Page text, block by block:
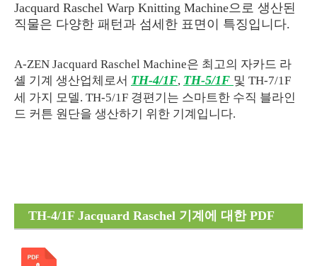
Jacquard Raschel Warp Knitting Machine으로 생산된
직물은 다양한 패턴과 섬세한 표면이 특징입니다.
A-ZEN Jacquard Raschel Machine은 최고의 자카드 라
셸 기계 생산업체로서 TH-4/1F, TH-5/1F 및 TH-7/1F
세 가지 모델. TH-5/1F 경편기는 스마트한 수직 블라인
드 커튼 원단을 생산하기 위한 기계입니다.
TH-4/1F Jacquard Raschel 기계에 대한 PDF